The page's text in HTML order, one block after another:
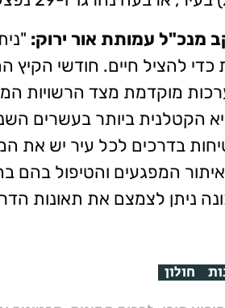
מנכ"ל עמותת אור ירוק:
כדי להציל חיים. חודשי הקיץ
מוקדמת מצד הרשויות
2024 היא הקטלנית ביותר
בדרכים לכל עיר יש את
המפגעים והטיפול
ניתן לצמצם את תאונות
חולון